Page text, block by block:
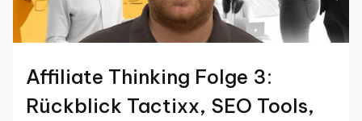
Affiliate Thinking Folge 3:
Rückblick Tactixx, SEO Tools,